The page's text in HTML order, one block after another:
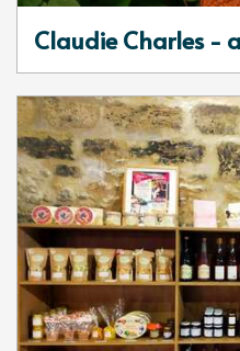
Claudie Charles -